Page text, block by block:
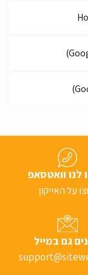
לנו וואטסאפ
על האייקון
גם במייל